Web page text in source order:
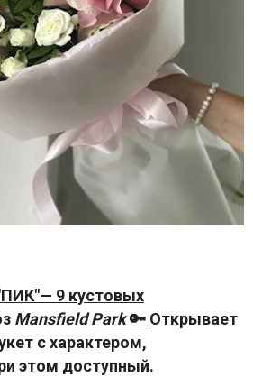
9 кустовых
Mansfield Park🔑 Открывает
с характером,
этом доступный.